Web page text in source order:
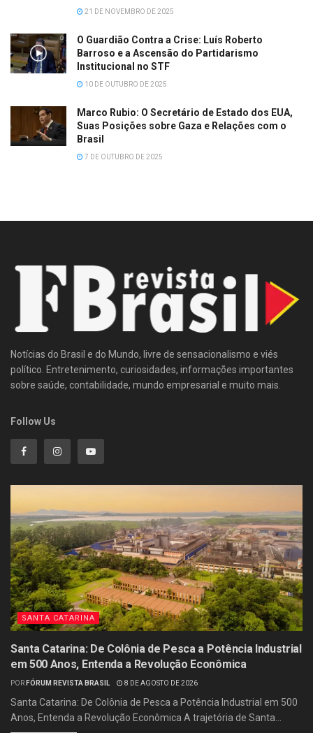
21 DE NOVEMBRO DE 2025
O Guardião Contra a Crise: Luís Roberto
Barroso e a Ascensão do Partidarismo
Institucional no STF
10 DE OUTUBRO DE 2025
Marco Rubio: O Secretário de Estado dos EUA,
Suas Posições sobre Gaza e Relações com o
Brasil
7 DE OUTUBRO DE 2025
Notícias do Brasil e do Mundo, livre de sensacionalismo e viés
político. Entretenimento, curiosidades, informações importantes
sobre saúde, contabilidade, mundo empresarial e muito mais.
Follow Us
SANTA CATARINA
Santa Catarina: De Colônia de Pesca a Potência Industrial
em 500 Anos, Entenda a Revolução Econômica
POR FÓRUM REVISTA BRASIL 8 DE AGOSTO DE 2026
Santa Catarina: De Colônia de Pesca a Potência Industrial em 500
Anos, Entenda a Revolução Econômica A trajetória de Santa...